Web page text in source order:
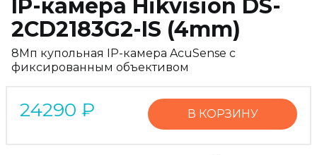
IP-камера Hikvision DS-
2CD2183G2-IS (4mm)
8Мп купольная IP-камера AcuSense с
фиксированным объективом
24290 ₽ В КОРЗИНУ